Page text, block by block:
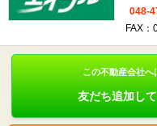
048-
FAX
この不動産会社へ
友だち追加し